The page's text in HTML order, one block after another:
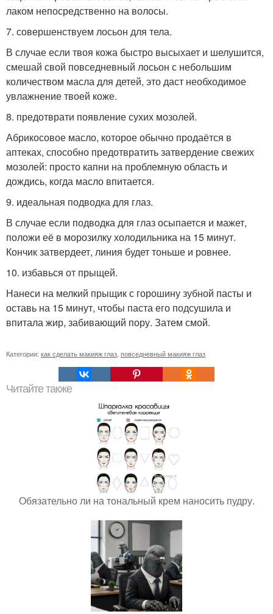
лаком непосредственно на волосы.
7. совершенствуем лосьон для тела.
В случае если твоя кожа быстро высыхает и шелушится,
смешай свой повседневный лосьон с небольшим
количеством масла для детей, это даст необходимое
увлажнение твоей коже.
8. предотврати появление сухих мозолей.
Абрикосовое масло, которое обычно продаётся в
аптеках, способно предотвратить затвердение свежих
мозолей: просто капни на проблемную область и
дождись, когда масло впитается.
9. идеальная подводка для глаз.
В случае если подводка для глаз осыпается и мажет,
положи её в морозилку холодильника на 15 минут.
Кончик затвердеет, линия будет тоньше и ровнее.
10. избавься от прыщей.
Нанеси на мелкий прыщик с горошину зубной пасты и
оставь на 15 минут, чтобы паста его подсушила и
впитала жир, забивающий пору. Затем смой.
Категории: как сделать макияж глаз, повседневный макияж глаз
Читайте также
Обязательно ли на тональный крем наносить пудру.